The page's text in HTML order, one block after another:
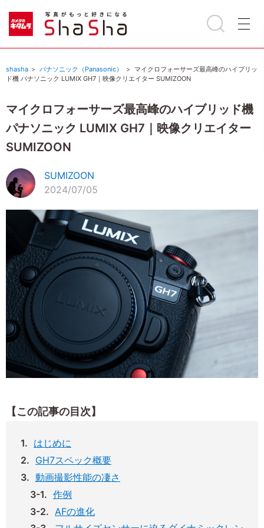
shasha パナソニック（Panasonic）
マイクロフォーサーズ最高峰のハイブリッ
ド機 パナソニック LUMIX GH7｜映像クリエイター SUMIZOON
マイクロフォーサーズ最高峰のハイブリッド機
パナソニック LUMIX GH7｜映像クリエイター
SUMIZOON
SUMIZOON
2024/07/05
【この記事の目次】
はじめに
GH7スペック概要
動画撮影性能の凄さ
作例
AFの進化